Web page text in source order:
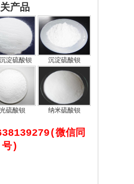
产品
淀硫酸钡 沉淀硫酸钡
硫酸钡 纳米硫酸钡
微信同
号)